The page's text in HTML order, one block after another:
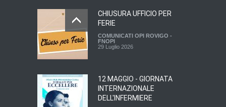
CHIUSURA UFFICIO PER
FERIE
COMUNICATI OPI ROVIGO -
FNOPI
29 Luglio 2026
12 MAGGIO - GIORNATA
INTERNAZIONALE
DELL'INFERMIERE